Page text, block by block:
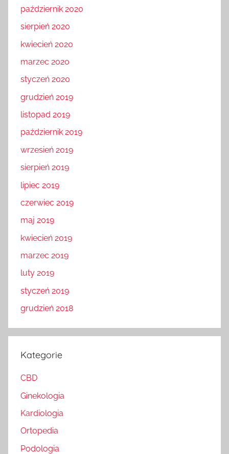
październik 2020
sierpień 2020
kwiecień 2020
marzec 2020
styczeń 2020
grudzień 2019
listopad 2019
październik 2019
wrzesień 2019
sierpień 2019
lipiec 2019
czerwiec 2019
maj 2019
kwiecień 2019
marzec 2019
luty 2019
styczeń 2019
grudzień 2018
Kategorie
CBD
Ginekologia
Kardiologia
Ortopedia
Podologia